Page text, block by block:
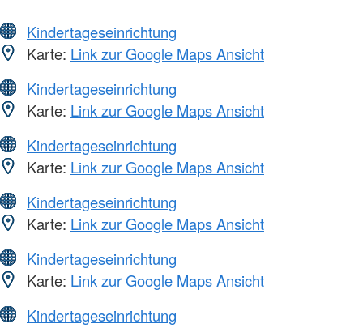
Kindertageseinrichtung
Karte: Link zur Google Maps Ansicht
Kindertageseinrichtung
Karte: Link zur Google Maps Ansicht
Kindertageseinrichtung
Karte: Link zur Google Maps Ansicht
Kindertageseinrichtung
Karte: Link zur Google Maps Ansicht
Kindertageseinrichtung
Karte: Link zur Google Maps Ansicht
Kindertageseinrichtung